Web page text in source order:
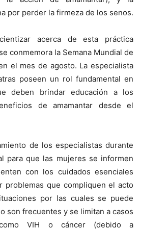
por perder la firmeza de los senos.
acerca de esta práctica
conmemora la Semana Mundial de
el mes de agosto. La especialista
poseen un rol fundamental en
deben
brindar educación a los
de amamantar desde el
de los especialistas durante
para que las mujeres se informen
con los cuidados esenciales
problemas que compliquen el acto
por las cuales se puede
son frecuentes y se limitan a casos
VIH o cáncer
(debido a